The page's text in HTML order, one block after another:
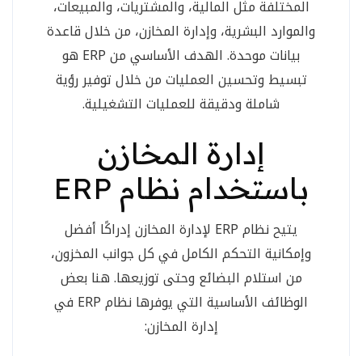
المختلفة مثل المالية، والمشتريات، والمبيعات،
والموارد البشرية، وإدارة المخازن، من خلال قاعدة
بيانات موحدة. الهدف الأساسي من ERP هو
تبسيط وتحسين العمليات من خلال توفير رؤية
شاملة ودقيقة للعمليات التشغيلية.
إدارة المخازن
باستخدام نظام ERP
يتيح نظام ERP لإدارة المخازن إدراكًا أفضل
وإمكانية التحكم الكامل في كل جوانب المخزون،
من استلام البضائع وحتى توزيعها. هنا بعض
الوظائف الأساسية التي يوفرها نظام ERP في
إدارة المخازن: